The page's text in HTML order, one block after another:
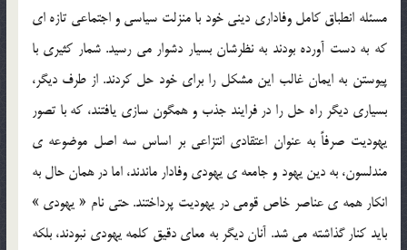
مسئله انطباق كامل وفاداري ديني خود با منزلت سياسي و اجتماعي تازه اي
كه به دست آورده بودند به نظرشان بسيار دشوار مي رسيد. شمار كثيري با
پيوستن به ايمان غالب اين مشكل را براي خود حل كردند. از طرف ديگر،
بسياري ديگر راه حل را در فرايند جذب و همگون سازي يافتند، كه با تصور
يهوديت صرفاً به عنوان اعتقادي انتزاعي بر اساس سه اصل موضوعه ي
مندلسون، به دين يهود و جامعه ي يهودي وفادار ماندند، اما در همان حال به
انكار همه ي عناصر خاص قومي در يهوديت پرداختند. حتي نام « يهودي »
بايد كنار گذاشته مي شد. آنان ديگر به معاي دقيق كلمه يهودي نبودند، بلكه